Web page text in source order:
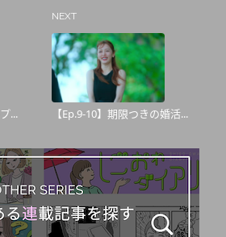
...
NEXT
【Ep.9-10】期限つきの婚活...